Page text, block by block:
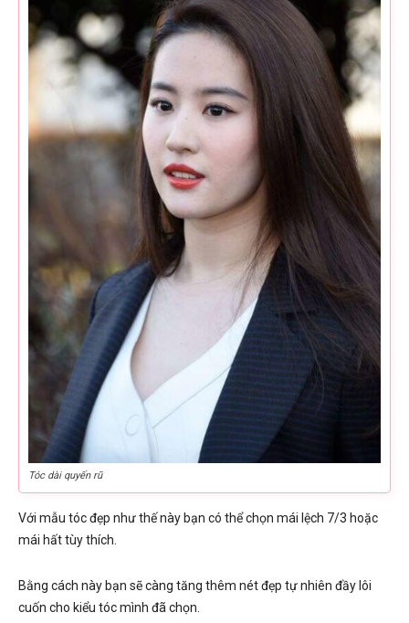
Tóc dài quyến rũ
Với mẫu tóc đẹp như thế này bạn có thể chọn mái lệch 7/3 hoặc
mái hất tùy thích.
Bằng cách này bạn sẽ càng tăng thêm nét đẹp tự nhiên đầy lôi
cuốn cho kiểu tóc mình đã chọn.